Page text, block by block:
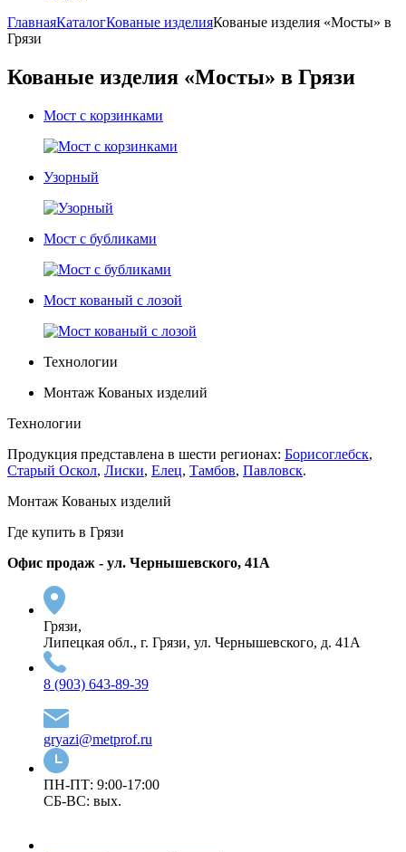
ГлавнаяКаталогКованые изделияКованые изделия «Мосты» в
Грязи
Кованые изделия «Мосты» в Грязи
Мост с корзинками
Узорный
Мост с бубликами
Мост кованый с лозой
Технологии
Монтаж Кованых изделий
Технологии
Продукция представлена в шести регионах: Борисоглебск,
Старый Оскол, Лиски, Елец, Тамбов, Павловск.
Монтаж Кованых изделий
Где купить в Грязи
Офис продаж - ул. Чернышевского, 41А
Грязи,
Липецкая обл., г. Грязи, ул. Чернышевского, д. 41А
8 (903) 643-89-39
gryazi@metprof.ru
ПН-ПТ: 9:00-17:00
СБ-ВС: вых.